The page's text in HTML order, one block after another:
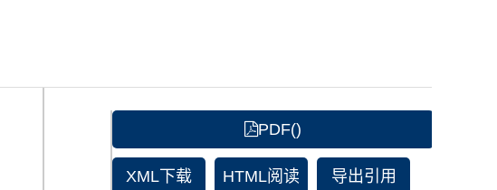
PDF()
XML下载 HTML阅读 导出引用